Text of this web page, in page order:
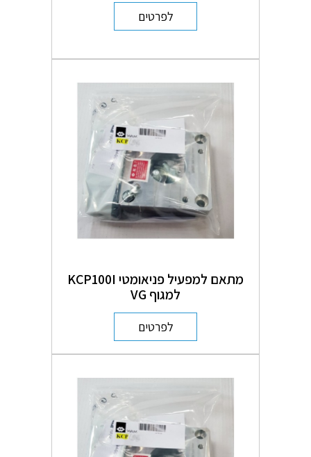
לפרטים
מתאם למפעיל פניאומטי KCP100I
למגוף VG
לפרטים